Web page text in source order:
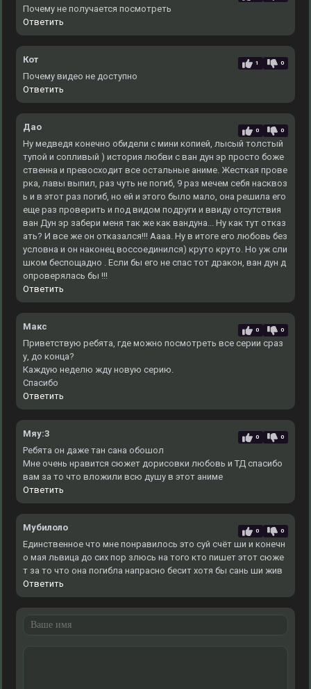
Почему не получается посмотреть
Ответить
Кот 1 0
Почему видео не доступно
Ответить
Дао 0 0
Ну медведя конечно обидели с мини копией, лысый толстый
тупой и сопливый ) история любви с ван дун эр просто боже
ственна и превосходит все остальные аниме. Жесткая прове
рка, лавы выпил, раз чуть не погиб, 9 раз мечем себя насквоз
ь и в этот раз погиб, но ей и этого было мало, она решила его
еще раз проверить и под видом подруги и ввиду отсутствия
ван Дун эр забери меня так же как вандуна... Ну как тут отказ
ать? И все же он отказался!!! Аааа. Ну в итоге его любовь без
условна и он наконец воссоединился) круто круто. Но уж сли
шком беспощадно . Если бы его не спас тот дракон, ван дун д
опроверялась бы !!!
Ответить
Макс 0 0
Приветствую ребята, где можно посмотреть все серии сраз
у, до конца?
Каждую неделю жду новую серию.
Спасибо
Ответить
Мяу:3 0 0
Ребята он даже тан сана обошол
Мне очень нравится сюжет дорисовки любовь и ТД спасибо
вам за то что вложили всю душу в этот аниме
Ответить
Мубилоло 0 0
Единственное что мне понравилось это суй счёт ши и конечн
о мая львица до сих пор злюсь на того кто пишет этот сюже
т за то что она погибла напрасно бесит хотя бы сань ши жив
Ответить